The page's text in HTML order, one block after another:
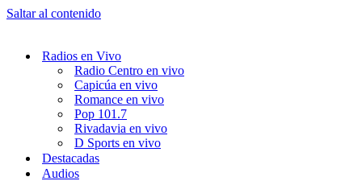
Saltar al contenido
Radios en Vivo
Radio Centro en vivo
Capicúa en vivo
Romance en vivo
Pop 101.7
Rivadavia en vivo
D Sports en vivo
Destacadas
Audios